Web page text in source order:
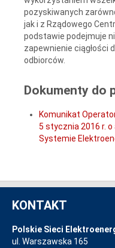
pozyskiwanych
jak i z Rządowego
podstawie podejmuje
zapewnienie ciągłości
odbiorców.
Dokumenty do
Komunikat
5 stycznia 2016 r.
Systemie
KONTAKT
Polskie Sieci
ul. Warszawska 165